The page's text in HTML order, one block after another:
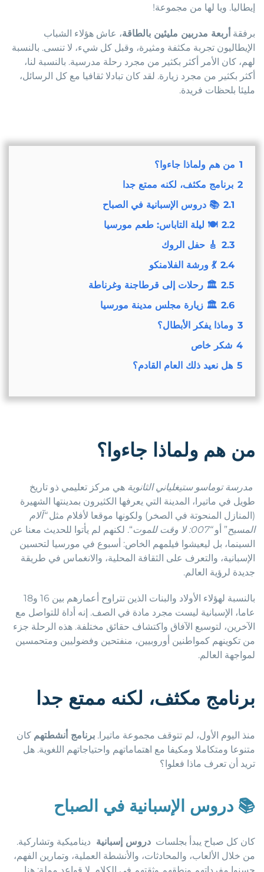
إيطاليا. ويا لها من مجموعة!
برفقة أربعة مدربين مليئين بالطاقة، عاش هؤلاء الشباب
الإيطاليون تجربة مكثفة ومثيرة، وقبل كل شيء، لا تنسى. بالنسبة
لهم، كان الأمر أكثر بكثير من مجرد رحلة مدرسية. بالنسبة لنا،
أكثر بكثير من مجرد زيارة. لقد كان تبادلا ثقافيا مع كل الرسائل،
مليئا بلحظات فريدة.
من هم ولماذا جاءوا؟
2
برنامج مكثف، لكنه ممتع جدا
2.1 📚 دروس الإسبانية في الصباح
2.2 🍽️ ليلة التاباس: طعم مورسيا
2.3
🎸 حفل الروك
2.4 💃 ورشة الفلامنكو
2.5
🏛️ رحلات إلى قرطاجنة وغرناطة
2.6
🏛️ زيارة مجلس مدينة مورسيا
3
وماذا يفكر الأبطال؟
4
شكر خاص
5
هل نعيد ذلك العام القادم؟
من هم ولماذا جاءوا؟
مدرسة توماسو ستيغلياني الثانويةهي مركز تعليمي ذو تاريخ
طويل في ماتيرا، المدينة التي يعرفها الكثيرون بمدينتها الشهيرة
(المنازل المنحوتة في الصخر) ولكونها موقعا لأفلام مثل“آلام
المسيح” أو“007: لا وقت للموت
“. لكنهم لم يأتوا للحديث معنا عن
السينما، بل ليعيشوا فيلمهم الخاص: أسبوع في مورسيا لتحسين
الإسبانية، والتعرف على الثقافة المحلية، والانغماس في طريقة
جديدة لرؤية العالم.
بالنسبة لهؤلاء الأولاد والبنات الذين تتراوح أعمارهم بين 16 و18
عاما، الإسبانية ليست مجرد مادة في الصف. إنه أداة للتواصل مع
الآخرين، لتوسيع الآفاق واكتشاف حقائق مختلفة. هذه الرحلة جزء
من تكوينهم كمواطنين أوروبيين، منفتحين وفضوليين ومتحمسين
لمواجهة العالم.
برنامج مكثف، لكنه ممتع جدا
منذ اليوم الأول، لم تتوقف مجموعة ماتيرا. برنامج أنشطتهمكان
متنوعا ومتكاملا ومكيفا مع اهتماماتهم واحتياجاتهم اللغوية. هل
تريد أن تعرف ماذا فعلوا؟
📚 دروس الإسبانية في الصباح
كان كل صباح يبدأ بجلسات دروس إسبانية ديناميكية وتشاركية.
من خلال الألعاب، والمحادثات، والأنشطة العملية، وتمارين الفهم،